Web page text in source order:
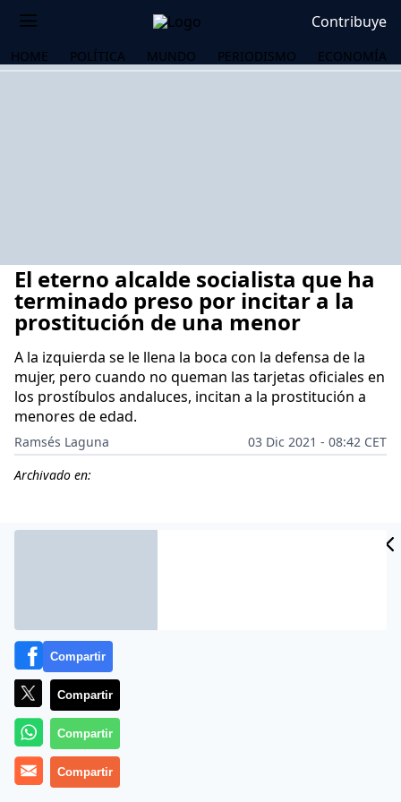
Contribuye
HOME POLÍTICA MUNDO PERIODISMO ECONOMÍA
El eterno alcalde socialista que ha
terminado preso por incitar a la
prostitución de una menor
A la izquierda se le llena la boca con la defensa de la
mujer, pero cuando no queman las tarjetas oficiales en
los prostíbulos andaluces, incitan a la prostitución a
menores de edad.
Ramsés Laguna
03 Dic 2021 - 08:42 CET
Archivado en:
Con 10 mayorías absolutas a sus espaldas, siempre
bajo el paraguas del PSOE, aunque el año pasado fue
Compartir
Compartir
Compartir
Compartir